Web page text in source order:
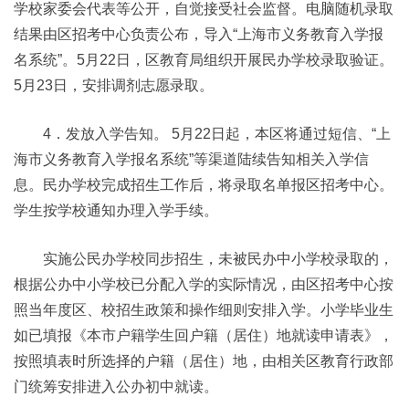
学校家委会代表等公开，自觉接受社会监督。电脑随机录取
结果由区招考中心负责公布，导入“上海市义务教育入学报
名系统”。5月22日，区教育局组织开展民办学校录取验证。
5月23日，安排调剂志愿录取。
4．发放入学告知。 5月22日起，本区将通过短信、“上
海市义务教育入学报名系统”等渠道陆续告知相关入学信
息。民办学校完成招生工作后，将录取名单报区招考中心。
学生按学校通知办理入学手续。
实施公民办学校同步招生，未被民办中小学校录取的，
根据公办中小学校已分配入学的实际情况，由区招考中心按
照当年度区、校招生政策和操作细则安排入学。小学毕业生
如已填报《本市户籍学生回户籍（居住）地就读申请表》，
按照填表时所选择的户籍（居住）地，由相关区教育行政部
门统筹安排进入公办初中就读。